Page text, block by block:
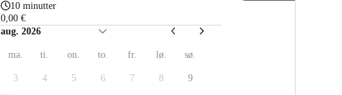
10 minutter
0,00 €
aug. 2026
ma. ti. on. to. fr. lø. sø.
3 4 5 6 7 8
9